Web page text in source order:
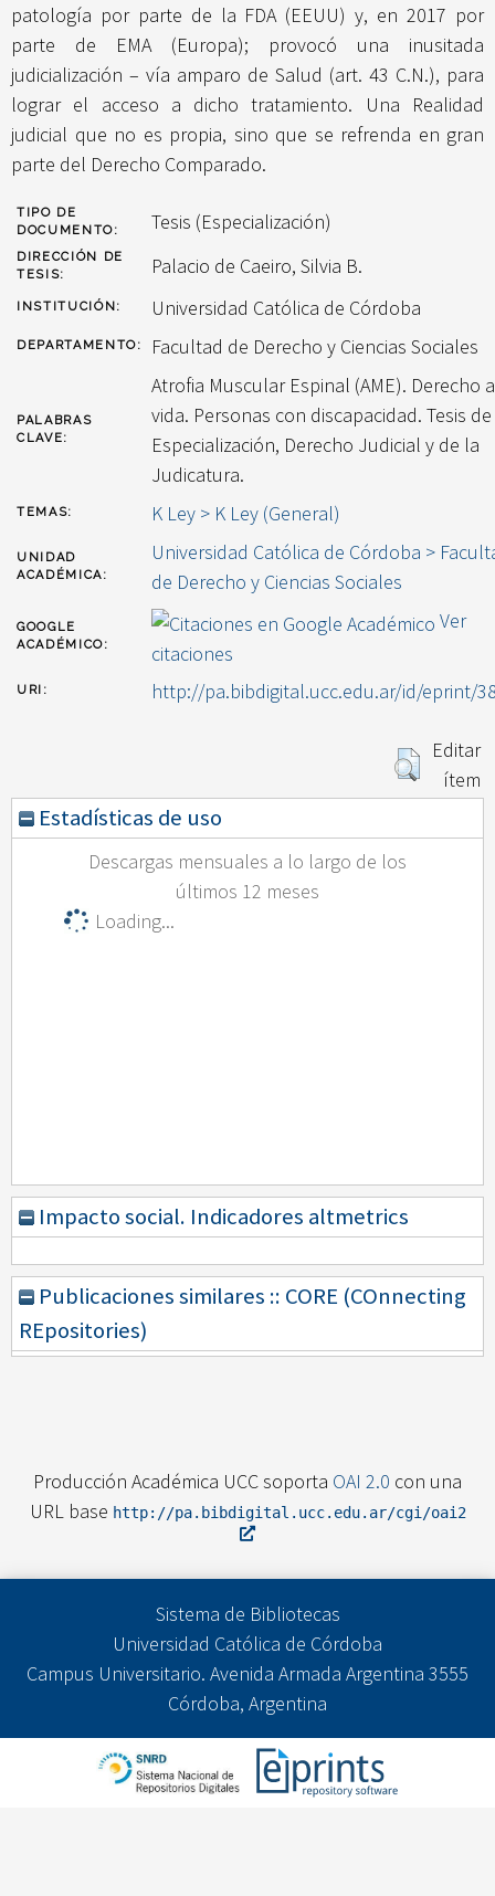
patología por parte de la FDA (EEUU) y, en 2017 por
parte de EMA (Europa); provocó una inusitada
judicialización – vía amparo de Salud (art. 43 C.N.), para
lograr el acceso a dicho tratamiento. Una Realidad
judicial que no es propia, sino que se refrenda en gran
parte del Derecho Comparado.
TIPO DE
DOCUMENTO:
Tesis (Especialización)
DIRECCIÓN DE
TESIS:
Palacio de Caeiro, Silvia B.
INSTITUCIÓN: Universidad Católica de Córdoba
DEPARTAMENTO: Facultad de Derecho y Ciencias Sociales
PALABRAS
CLAVE:
Atrofia Muscular Espinal (AME). Derecho
vida. Personas con discapacidad. Tesis de
Especialización, Derecho Judicial y de la
Judicatura.
TEMAS: K Ley > K Ley (General)
UNIDAD
ACADÉMICA:
Universidad Católica de Córdoba >
de Derecho y Ciencias Sociales
GOOGLE
ACADÉMICO:
Ver
citaciones
URI: http://pa.bibdigital.ucc.edu.ar/id/eprint/
Editar
ítem
Estadísticas de uso
Descargas mensuales a lo largo de los
últimos 12 meses
Loading...
Impacto social. Indicadores altmetrics
Publicaciones similares :: CORE (COnnecting
REpositories)
Producción Académica UCC soporta OAI 2.0 con una
URL base http://pa.bibdigital.ucc.edu.ar/cgi/oai2
Sistema de Bibliotecas
Universidad Católica de Córdoba
Campus Universitario. Avenida Armada Argentina 3555
Córdoba, Argentina